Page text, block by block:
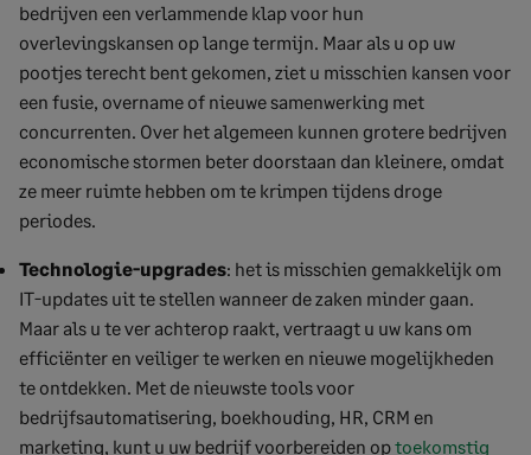
bedrijven een verlammende klap voor hun
overlevingskansen op lange termijn. Maar als u op uw
pootjes terecht bent gekomen, ziet u misschien kansen voor
een fusie, overname of nieuwe samenwerking met
concurrenten. Over het algemeen kunnen grotere bedrijven
economische stormen beter doorstaan dan kleinere, omdat
ze meer ruimte hebben om te krimpen tijdens droge
periodes.
Technologie-upgrades: het is misschien gemakkelijk om
IT-updates uit te stellen wanneer de zaken minder gaan.
Maar als u te ver achterop raakt, vertraagt u uw kans om
efficiënter en veiliger te werken en nieuwe mogelijkheden
te ontdekken. Met de nieuwste tools voor
bedrijfsautomatisering, boekhouding, HR, CRM en
marketing, kunt u uw bedrijf voorbereiden optoekomstig